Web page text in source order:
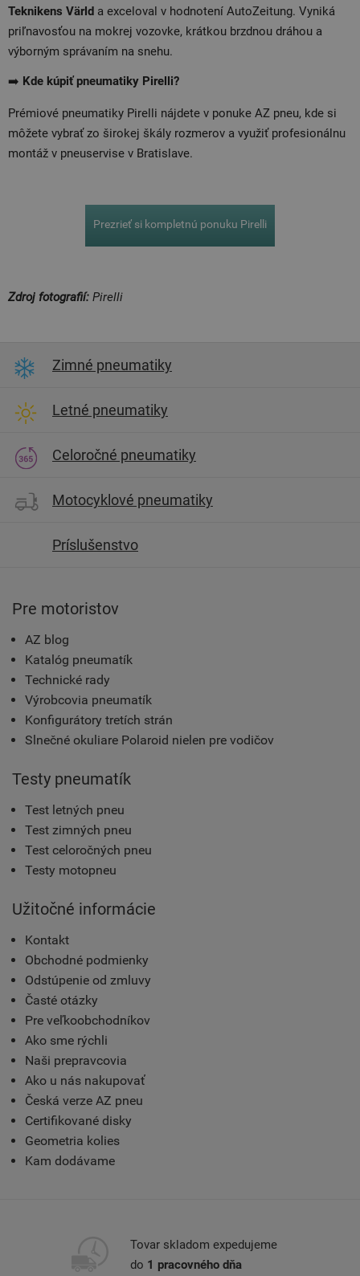
Teknikens Värld a exceloval v hodnotení AutoZeitung. Vyniká
priľnavosťou na mokrej vozovke, krátkou brzdnou dráhou a
výborným správaním na snehu.
➡️ Kde kúpiť pneumatiky Pirelli?
Prémiové pneumatiky Pirelli nájdete v ponuke AZ pneu, kde si
môžete vybrať zo širokej škály rozmerov a využiť profesionálnu
montáž v pneuservise v Bratislave.
Prezrieť si kompletnú ponuku Pirelli
Zdroj fotografií: Pirelli
Zimné pneumatiky
Letné pneumatiky
Celoročné pneumatiky
Motocyklové pneumatiky
Príslušenstvo
Pre motoristov
AZ blog
Katalóg pneumatík
Technické rady
Výrobcovia pneumatík
Konfigurátory tretích strán
Slnečné okuliare Polaroid nielen pre vodičov
Testy pneumatík
Test letných pneu
Test zimných pneu
Test celoročných pneu
Testy motopneu
Užitočné informácie
Kontakt
Obchodné podmienky
Odstúpenie od zmluvy
Časté otázky
Pre veľkoobchodníkov
Ako sme rýchli
Naši prepravcovia
Ako u nás nakupovať
Česká verze AZ pneu
Certifikované disky
Geometria kolies
Kam dodávame
Tovar skladom expedujeme
do 1 pracovného dňa